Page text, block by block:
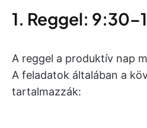
1. Reggel:
A reggel a produktív nap
A feladatok általában a
tartalmazzák: